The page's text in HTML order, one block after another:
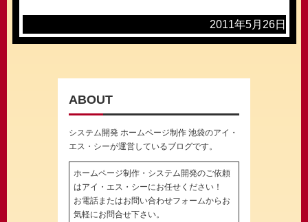
2011年5月26日
ABOUT
システム開発 ホームページ制作 池袋のアイ・
エス・シーが運営しているブログです。
ホームページ制作・システム開発のご依頼
はアイ・エス・シーにお任せください！
お電話またはお問い合わせフォームからお
気軽にお問合せ下さい。